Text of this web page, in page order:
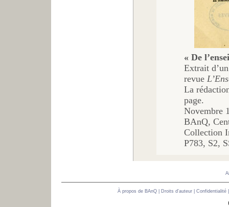
« De
Extrait
revue
La
page.
Novembre
BAnQ,
Collection
P783, S2,
À propos de BAnQ Droits d'auteur Confidentialité